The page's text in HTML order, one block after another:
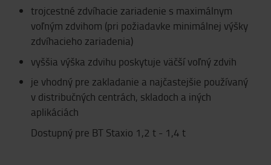
trojcestné zdvíhacie zariadenie s maximálnym
voľným zdvihom (pri požiadavke minimálnej výšky
zdvíhacieho zariadenia)
vyššia výška zdvihu poskytuje väčší voľný zdvih
je vhodný pre zakladanie a najčastejšie používaný
v distribučných centrách, skladoch a iných
aplikáciách
Dostupný pre BT Staxio 1,2 t - 1,4 t